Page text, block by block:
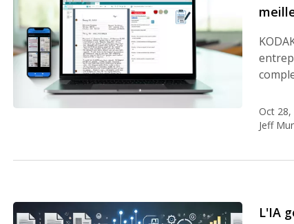
Oct 28,
Jeff
L'IA